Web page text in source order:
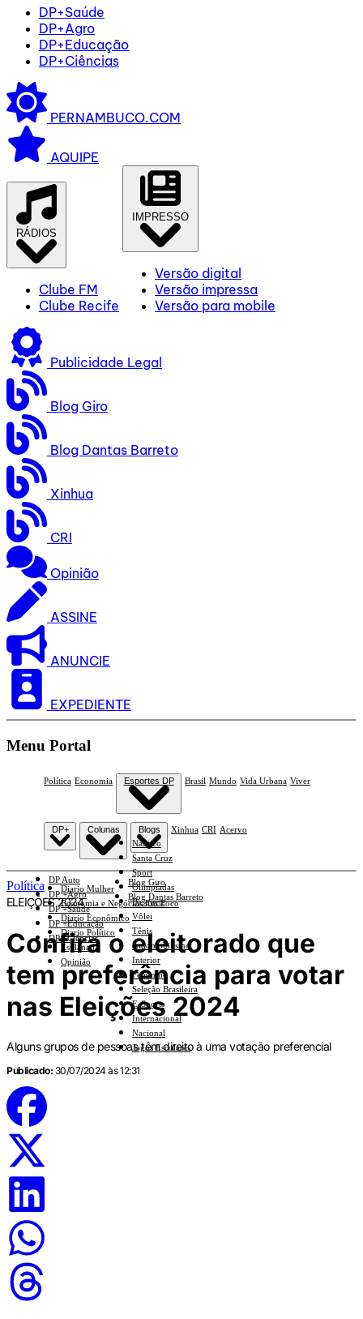
DP+Saúde
DP+Agro
DP+Educação
DP+Ciências
PERNAMBUCO.COM
AQUIPE
RÁDIOS
Clube FM
Clube Recife
IMPRESSO
Versão digital
Versão impressa
Versão para mobile
Publicidade Legal
Blog Giro
Blog Dantas Barreto
Xinhua
CRI
Opinião
ASSINE
ANUNCIE
EXPEDIENTE
Menu Portal
Política Economia Esportes DP
Náutico
Santa Cruz
Sport
Olimpíadas
Basquete
Vôlei
Tênis
Automobilismo
Interior
Feminino
Seleção Brasileira
E-Sports
Internacional
Nacional
Jogos Escolares
Brasil Mundo Vida Urbana Viver
DP+
DP Auto
DP +Agro
DP +Saúde
DP +Educação
DP +Ciências
Colunas
Diario Mulher
Economia e Negócios Em Foco
Diario Econômico
Diario Político
Esplanada
Opinião
Blogs
Blog Giro
Blog Dantas Barreto
Xinhua CRI Acervo
Política
ELEIÇÕES 2024
Confira o eleitorado que
tem preferência para votar
nas Eleições 2024
Alguns grupos de pessoas têm direito à uma votação preferencial
Publicado: 30/07/2024 às 12:31